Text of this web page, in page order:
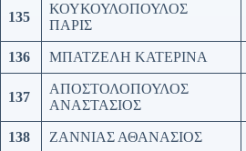
135
ΚΟΥΚΟΥΛΟΠΟΥΛΟΣ
ΠΑΡΙΣ
136 ΜΠΑΤΖΕΛΗ ΚΑΤΕΡΙΝΑ
137
ΑΠΟΣΤΟΛΟΠΟΥΛΟΣ
ΑΝΑΣΤΑΣΙΟΣ
138 ΖΑΝΝΙΑΣ ΑΘΑΝΑΣΙΟΣ